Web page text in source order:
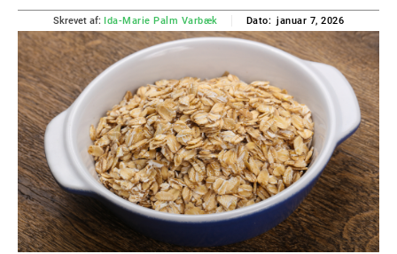
Skrevet af: Ida-Marie Palm Varbæk Dato: januar 7, 2026